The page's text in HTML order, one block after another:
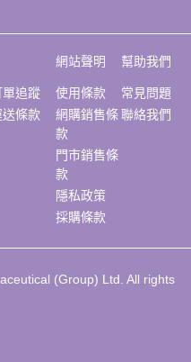
網站聲明 幫助我們
單追蹤
送條款
使用條款
網購銷售條
款
門市銷售條
款
隱私政策
採購條款
常見問題
聯絡我們
(Group) Ltd. All rights